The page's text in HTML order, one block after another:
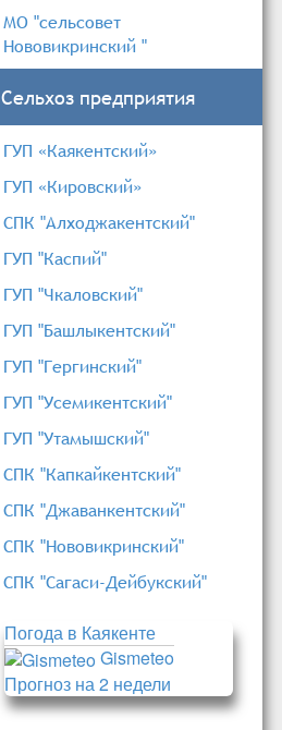
МО "сельсовет
Нововикринский "
Сельхоз предприятия
ГУП «Каякентский»
ГУП «Кировский»
СПК "Алходжакентский"
ГУП "Каспий"
ГУП "Чкаловский"
ГУП "Башлыкентский"
ГУП "Гергинский"
ГУП "Усемикентский"
ГУП "Утамышский"
СПК "Капкайкентский"
СПК "Джаванкентский"
СПК "Нововикринский"
СПК "Сагаси-Дейбукский"
Погода в Каякенте
Gismeteo
Прогноз на 2 недели